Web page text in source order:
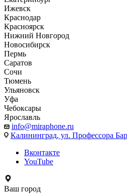
Ижевск
Краснодар
Красноярск
Нижний Новгород
Новосибирск
Пермь
Саратов
Сочи
Тюмень
Ульяновск
Уфа
Чебоксары
Ярославль
info@miraphone.ru
Калининград, ул. Профессора
Вконтакте
YouTube
Ваш город